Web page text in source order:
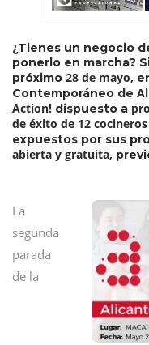
¿Tienes un negocio
ponerlo en marcha?
próximo 28 de mayo,
Contemporáneo de
Action! dispuesto a
de éxito de 12
expuestos por sus
abierta y gratuita,
La
segunda
parada
de la